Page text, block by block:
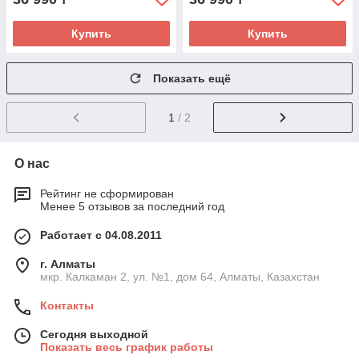
Купить Купить
Показать ещё
1 / 2
О нас
Рейтинг не сформирован
Менее 5 отзывов за последний год
Работает с 04.08.2011
г. Алматы
мкр. Калкаман 2, ул. №1, дом 64, Алматы, Казахстан
Контакты
Сегодня выходной
Показать весь график работы